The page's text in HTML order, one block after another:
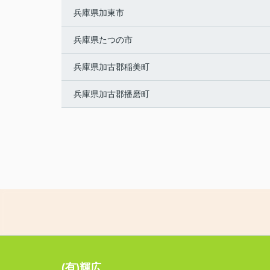
兵庫県加東市
兵庫県たつの市
兵庫県加古郡稲美町
兵庫県加古郡播磨町
(有)輝広